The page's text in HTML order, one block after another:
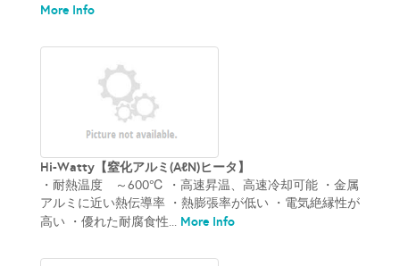
More Info
Hi-Watty【窒化アルミ(AℓN)ヒータ】
・耐熱温度 ～600℃ ・高速昇温、高速冷却可能 ・金属
アルミに近い熱伝導率 ・熱膨張率が低い ・電気絶縁性が
高い ・優れた耐腐食性... More Info